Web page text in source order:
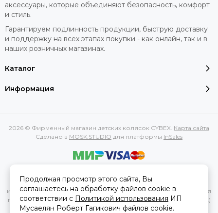
Каталог
Информация
аксессуары, которые объединяют безопасность, комфорт
и стиль.
Гарантируем подлинность продукции, быструю доставку
и поддержку на всех этапах покупки - как онлайн, так и в
наших розничных магазинах.
2026 © Фирменный магазин детских колясок CYBEX. Карта сайта
Сделано в MOSK.STUDIO для платформы InSales
характеристик, стоимости товаров и услуг, носит
информационный характер и ни при каких условиях не является
публичной офертой, определяемой положениями Статьи 437(2)
Гражданского кодекса РФ.
Продолжая просмотр этого сайта, Вы
соглашаетесь на обработку файлов cookie в
соответствии с Политикой использования ИП
Мусаелян Роберт Гагикович файлов cookie.